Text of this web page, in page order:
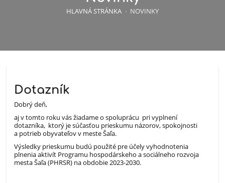
HLAVNÁ STRÁNKA - NOVINKY
Dotazník
Dobrý deň,
aj v tomto roku vás žiadame o spoluprácu pri vyplnení
dotazníka, ktorý je súčasťou prieskumu názorov, spokojnosti
a potrieb obyvateľov v meste Šaľa.
Výsledky prieskumu budú použité pre účely vyhodnotenia
plnenia aktivít Programu hospodárskeho a sociálneho rozvoja
mesta Šaľa (PHRSR) na obdobie 2023-2030.